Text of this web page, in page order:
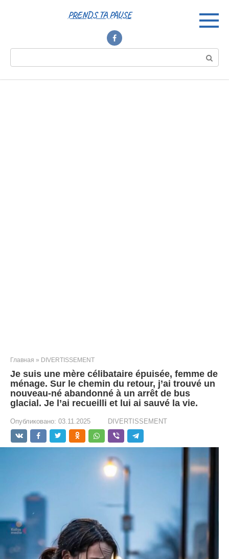
PRENDS TA PAUSE
Главная » DIVERTISSEMENT
Je suis une mère célibataire épuisée, femme de
ménage. Sur le chemin du retour, j’ai trouvé un
nouveau-né abandonné à un arrêt de bus
glacial. Je l’ai recueilli et lui ai sauvé la vie.
Опубликовано: 03.11.2025 DIVERTISSEMENT